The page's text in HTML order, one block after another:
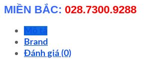
MIỀN BẮC: 028.7300.9288
Mô tả
Brand
Đánh giá (0)